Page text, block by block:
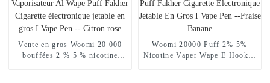
Vente en gros Woomi 20 000
bouffées 2 % 5 % nicotine
Woomi 20000 Puff 2% 5%
Nicotine Vaper Wape E Hookah